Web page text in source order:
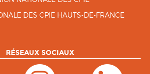
DES CPIE HAUTS-DE-FRANCE
RÉSEAUX SOCIAUX